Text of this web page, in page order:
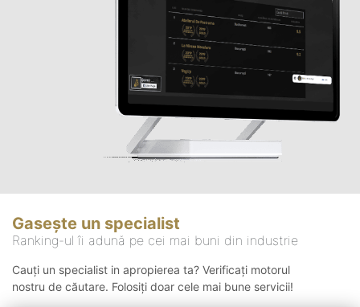
Gasește un specialist
Ranking-ul îi adună pe cei mai buni din industrie
Cauți un specialist in apropierea ta? Verificați motorul
nostru de căutare. Folosiți doar cele mai bune servicii!